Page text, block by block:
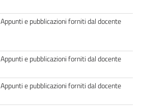
Appunti e pubblicazioni forniti dal docente
Appunti e pubblicazioni forniti dal docente
Appunti e pubblicazioni forniti dal docente